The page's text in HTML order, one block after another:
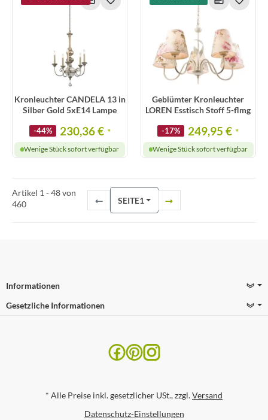
Kronleuchter CANDELA 13 in
Silber Gold 5xE14 Lampe
-44% 230,36 € *
Wenige Stück sofort verfügbar
Geblümter Kronleuchter
LOREN Esstisch Stoff 5-flmg
-17% 249,95 € *
Wenige Stück sofort verfügbar
Artikel 1 - 48 von
460
SEITE1
Informationen
Gesetzliche Informationen
* Alle Preise inkl. gesetzlicher USt., zzgl.Versand
Datenschutz-Einstellungen